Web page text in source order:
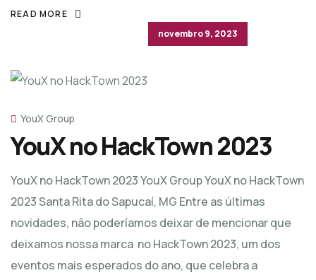
READ MORE
YouX Group
YouX no HackTown 2023
YouX no HackTown 2023 YouX Group YouX no HackTown
2023 Santa Rita do Sapucaí, MG Entre as últimas
novidades, não poderíamos deixar de mencionar que
deixamos nossa marca no HackTown 2023, um dos
eventos mais esperados do ano, que celebra a
novembro 9, 2023